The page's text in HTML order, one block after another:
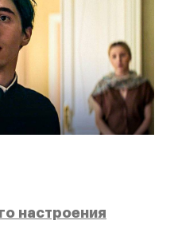
настроения